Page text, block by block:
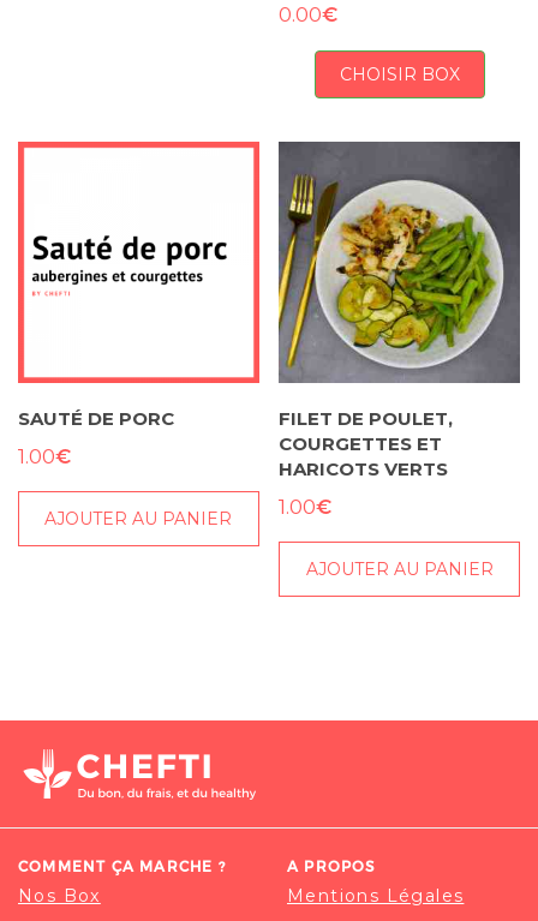
0.00€
CHOISIR BOX
SAUTÉ DE PORC
1.00€
AJOUTER AU PANIER
FILET DE POULET,
COURGETTES ET
HARICOTS VERTS
1.00€
AJOUTER AU PANIER
COMMENT ÇA MARCHE ?
Nos Box
A PROPOS
Mentions Légales